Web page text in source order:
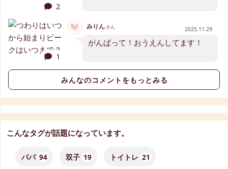
2
1
みりんさん 2025.11.29
がんばって！おうえんしてます！
みんなのコメントをもっとみる
こんなタグが話題になっています。
パパ 94 双子 19 トイトレ 21